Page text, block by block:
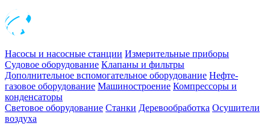
Насосы и насосные станции Измерительные приборы
Судовое оборудование Клапаны и фильтры
Дополнительное вспомогательное оборудование Нефте-
газовое оборудование Машиностроение Компрессоры и
конденсаторы
Световое оборудование Станки Деревообработка Осушители
воздуха